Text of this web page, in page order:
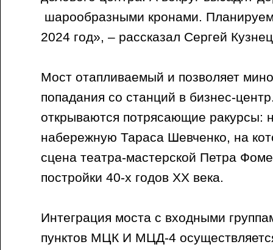
шарообразными кронами.
2024 год», – рассказал Сергей
Мост отапливаемый и позволяет
попадания со станций в бизнес-
открываются потрясающие ракурсы:
набережную Тараса Шевченко, на
сцена театра-мастерской Петра
постройки 40-х годов ХХ века.
Интеграция моста с входными
пунктов МЦК И МЦД-4